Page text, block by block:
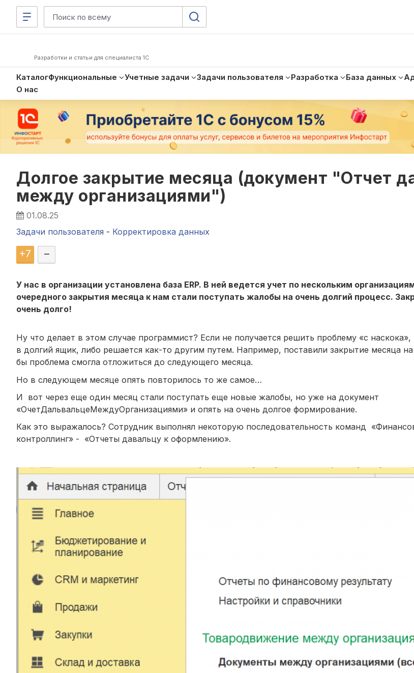
Разработки и статьи для специалиста 1С
КаталогФункциональные Учетные задачи Задачи пользователя Разработка База данных
О нас
Долгое закрытие месяца (документ "Отчет
между организациями")
01.08.25
Задачи пользователя - Корректировка данных
+7 –
У нас в организации установлена база ERP. В ней ведется учет по нескольким
очередного закрытия месяца к нам стали поступать жалобы на очень долгий процесс.
очень долго!
Ну что делает в этом случае программист? Если не получается решить проблему «с
в долгий ящик, либо решается как-то другим путем. Например, поставили закрытие месяца
бы проблема смогла отложиться до следующего месяца.
Но в следующем месяце опять повторилось то же самое…
И вот через еще один месяц стали поступать еще новые жалобы, но уже на документ
«ОчетДальвальцеМеждуОрганизациями» и опять на очень долгое формирование.
Как это выражалось? Сотрудник выполнял некоторую последовательность команд
контроллинг» - «Отчеты давальцу к оформлению».